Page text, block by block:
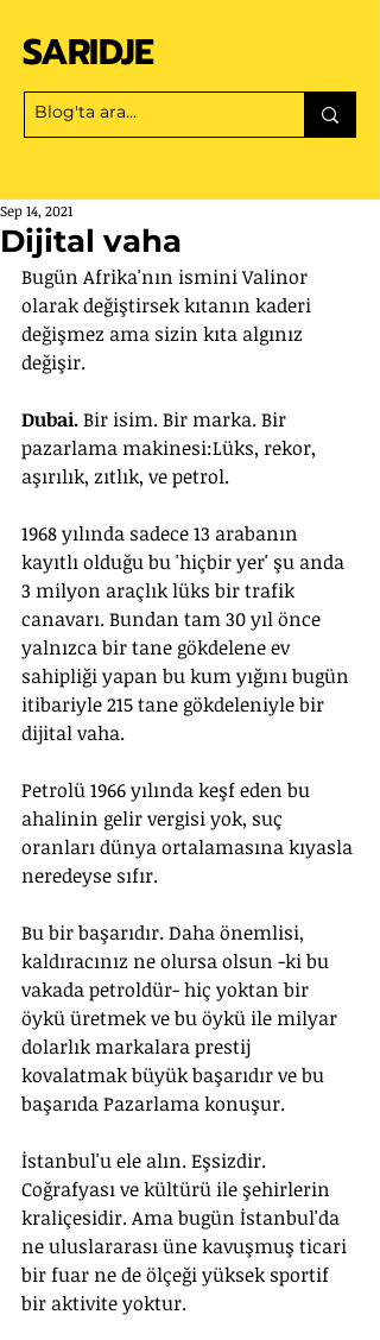
SARIDJE
Dijital vaha
Sep 14, 2021
Bugün Afrika'nın ismini Valinor
olarak değiştirsek kıtanın kaderi
değişmez ama sizin kıta algınız
değişir.
Dubai. Bir isim. Bir marka. Bir
pazarlama makinesi:Lüks, rekor,
aşırılık, zıtlık, ve petrol.
1968 yılında sadece 13 arabanın
kayıtlı olduğu bu 'hiçbir yer' şu anda
3 milyon araçlık lüks bir trafik
canavarı. Bundan tam 30 yıl önce
yalnızca bir tane gökdelene ev
sahipliği yapan bu kum yığını bugün
itibariyle 215 tane gökdeleniyle bir
dijital vaha.
Petrolü 1966 yılında keşf eden bu
ahalinin gelir vergisi yok, suç
oranları dünya ortalamasına kıyasla
neredeyse sıfır.
Bu bir başarıdır. Daha önemlisi,
kaldıracınız ne olursa olsun -ki bu
vakada petroldür- hiç yoktan bir
öykü üretmek ve bu öykü ile milyar
dolarlık markalara prestij
kovalatmak büyük başarıdır ve bu
başarıda Pazarlama konuşur.
İstanbul'u ele alın. Eşsizdir.
Coğrafyası ve kültürü ile şehirlerin
kraliçesidir. Ama bugün İstanbul'da
ne uluslararası üne kavuşmuş ticari
bir fuar ne de ölçeği yüksek sportif
bir aktivite yoktur.